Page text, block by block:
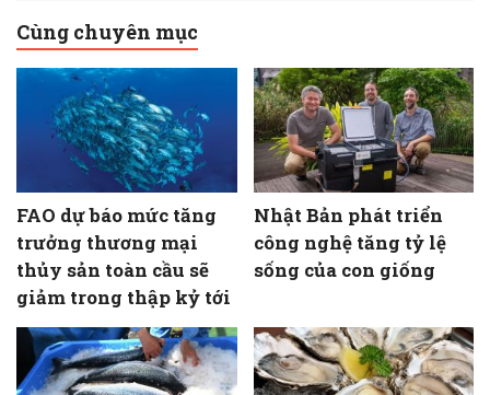
Cùng chuyên mục
FAO dự báo mức tăng
trưởng thương mại
thủy sản toàn cầu sẽ
giảm trong thập kỷ tới
Nhật Bản phát triển
công nghệ tăng tỷ lệ
sống của con giống